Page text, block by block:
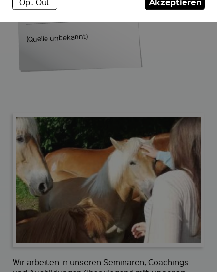
daneben.
(Quelle unbekannt)
Wir arbeiten in unseren Seminaren, Coachings
Opt-Out Akzeptieren